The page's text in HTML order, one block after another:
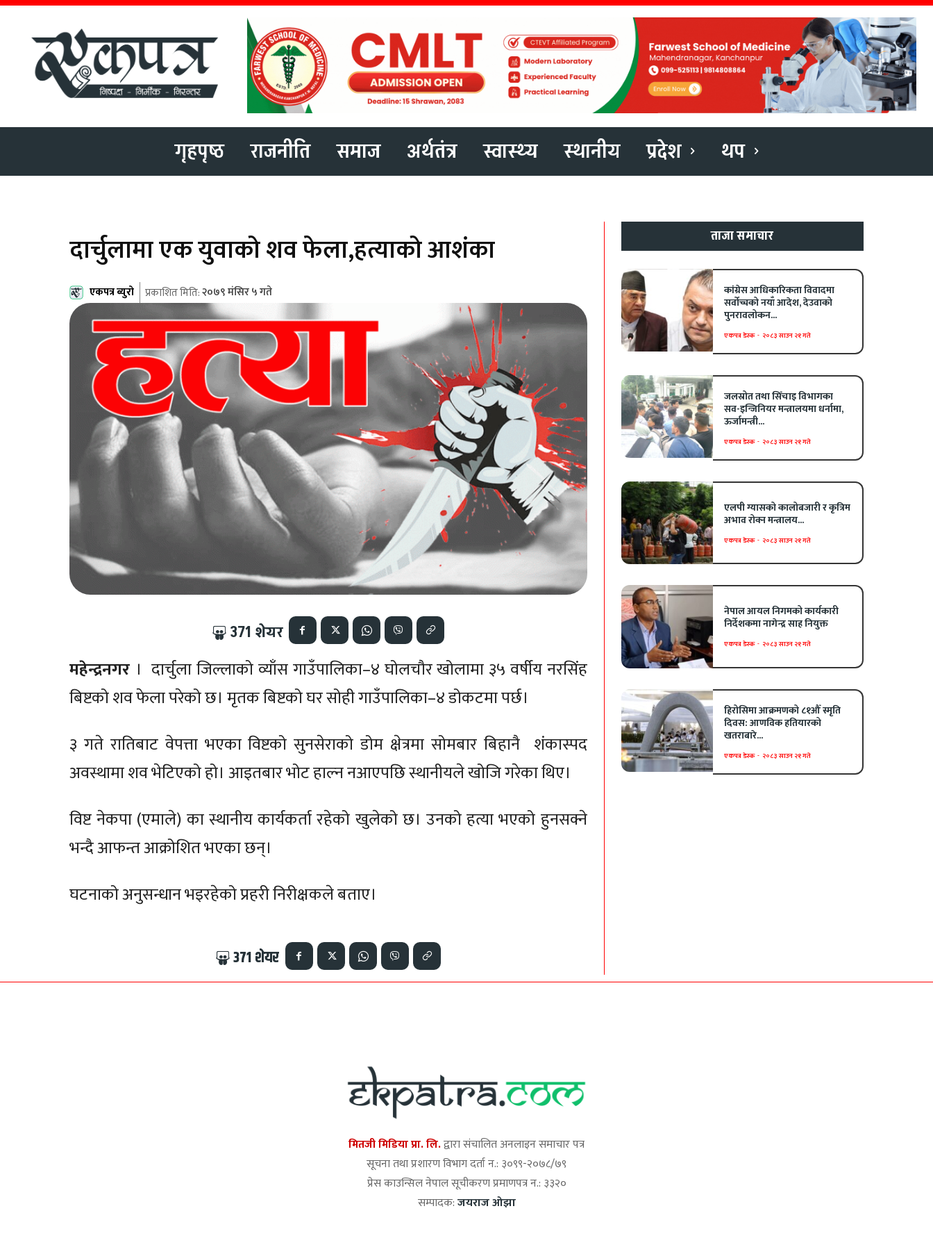
गृहपृष्ठ राजनीति समाज अर्थतंत्र स्वास्थ्य स्थानीय प्रदेश थप
दार्चुलामा एक युवाको शव फेला,हत्याको आशंका
एकपत्र ब्युरो प्रकाशित मिति:२०७९ मंसिर ५ गते
371 शेयर
महेन्द्रनगर । दार्चुला जिल्लाको व्याँस गाउँपालिका–४ घोलचौर खोलामा ३५ वर्षीय नरसिंह
बिष्टको शव फेला परेको छ। मृतक बिष्टको घर सोही गाउँपालिका–४ डोकटमा पर्छ।
३ गते रातिबाट वेपत्ता भएका विष्टको सुनसेराको डोम क्षेत्रमा सोमबार बिहानै शंकास्पद
अवस्थामा शव भेटिएको हो। आइतबार भोट हाल्न नआएपछि स्थानीयले खोजि गरेका थिए।
विष्ट नेकपा (एमाले) का स्थानीय कार्यकर्ता रहेको खुलेको छ। उनको हत्या भएको हुनसक्ने
भन्दै आफन्त आक्रोशित भएका छन्।
घटनाको अनुसन्धान भइरहेको प्रहरी निरीक्षकले बताए।
371शेयर
ताजा समाचार
कांग्रेस आधिकारिकता विवादमा
सर्वोच्चको नयाँ आदेश, देउवाको
पुनरावलोकन...
एकपत्र डेस्क - २०८३ साउन २१ गते
जलस्रोत तथा सिँचाइ विभागका
सव-इन्जिनियर मन्त्रालयमा धर्नामा,
ऊर्जामन्त्री...
एकपत्र डेस्क - २०८३ साउन २१ गते
एलपी ग्यासको कालोबजारी र कृत्रिम
अभाव रोक्न मन्त्रालय...
एकपत्र डेस्क - २०८३ साउन २१ गते
नेपाल आयल निगमको कार्यकारी
निर्देशकमा नागेन्द्र साह नियुक्त
एकपत्र डेस्क - २०८३ साउन २१ गते
हिरोसिमा आक्रमणको ८१औँ स्मृति
दिवस: आणविक हतियारको
खतराबारे...
एकपत्र डेस्क - २०८३ साउन २१ गते
मितजी मिडिया प्रा. लि.द्वारा संचालित अनलाइन समाचार पत्र
सूचना तथा प्रशारण विभाग दर्ता न.: ३०९९-२०७८/७९
प्रेस काउन्सिल नेपाल सूचीकरण प्रमाणपत्र न.: ३३२०
सम्पादक:जयराज ओझा